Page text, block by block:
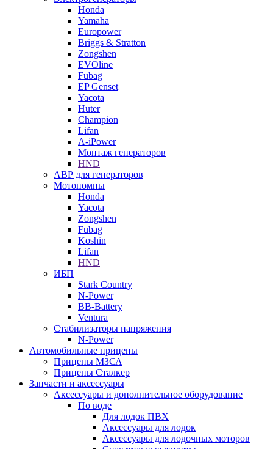
Honda
Yamaha
Europower
Briggs & Stratton
Zongshen
EVOline
Fubag
EP Genset
Yacota
Huter
Champion
Lifan
A-iPower
Монтаж генераторов
HND
АВР для генераторов
Мотопомпы
Honda
Yacota
Zongshen
Fubag
Koshin
Lifan
HND
ИБП
Stark Country
N-Power
BB-Battery
Ventura
Стабилизаторы напряжения
N-Power
Автомобильные прицепы
Прицепы МЗСА
Прицепы Сталкер
Запчасти и аксессуары
Аксессуары и дополнительное оборудование
По воде
Для лодок ПВХ
Аксессуары для лодок
Аксессуары для лодочных моторов